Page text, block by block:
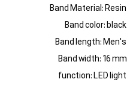
Band Material: Resin
Band color: black
Band length: Men's
Band width: 16 mm
function: LED light